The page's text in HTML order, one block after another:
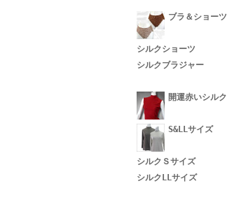
ブラ＆ショーツ
シルクショーツ
シルクブラジャー
開運赤いシルク
S&LLサイズ
シルクＳサイズ
シルクLLサイズ